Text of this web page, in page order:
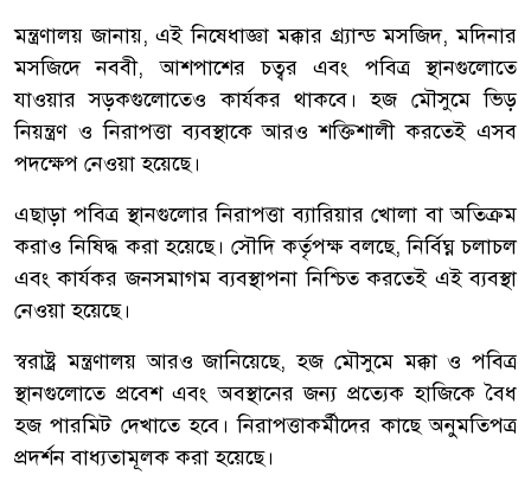
মন্ত্রণালয় জানায়, এই নিষেধাজ্ঞা মক্কার গ্র্যান্ড মসজিদ, মদিনার
মসজিদে নববী, আশপাশের চত্বর এবং পবিত্র স্থানগুলোতে
যাওয়ার সড়কগুলোতেও কার্যকর থাকবে। হজ মৌসুমে ভিড়
নিয়ন্ত্রণ ও নিরাপত্তা ব্যবস্থাকে আরও শক্তিশালী করতেই এসব
পদক্ষেপ নেওয়া হয়েছে।
এছাড়া পবিত্র স্থানগুলোর নিরাপত্তা ব্যারিয়ার খোলা বা অতিক্রম
করাও নিষিদ্ধ করা হয়েছে। সৌদি কর্তৃপক্ষ বলছে, নির্বিঘ্ন চলাচল
এবং কার্যকর জনসমাগম ব্যবস্থাপনা নিশ্চিত করতেই এই ব্যবস্থা
নেওয়া হয়েছে।
স্বরাষ্ট্র মন্ত্রণালয় আরও জানিয়েছে, হজ মৌসুমে মক্কা ও পবিত্র
স্থানগুলোতে প্রবেশ এবং অবস্থানের জন্য প্রত্যেক হাজিকে বৈধ
হজ পারমিট দেখাতে হবে। নিরাপত্তাকর্মীদের কাছে অনুমতিপত্র
প্রদর্শন বাধ্যতামূলক করা হয়েছে।